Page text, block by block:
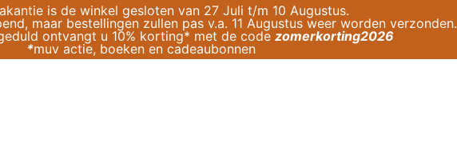
is de winkel gesloten van 27 Juli t/m 10 Augustus.
maar bestellingen zullen pas v.a. 11 Augustus weer worden verzonden.
ontvangt u 10% korting* met de code zomerkorting2026
*muv actie, boeken en cadeaubonnen